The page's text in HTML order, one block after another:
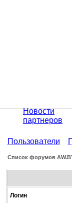
Новости
партнеров
Пользователи
Список форумов
Логин